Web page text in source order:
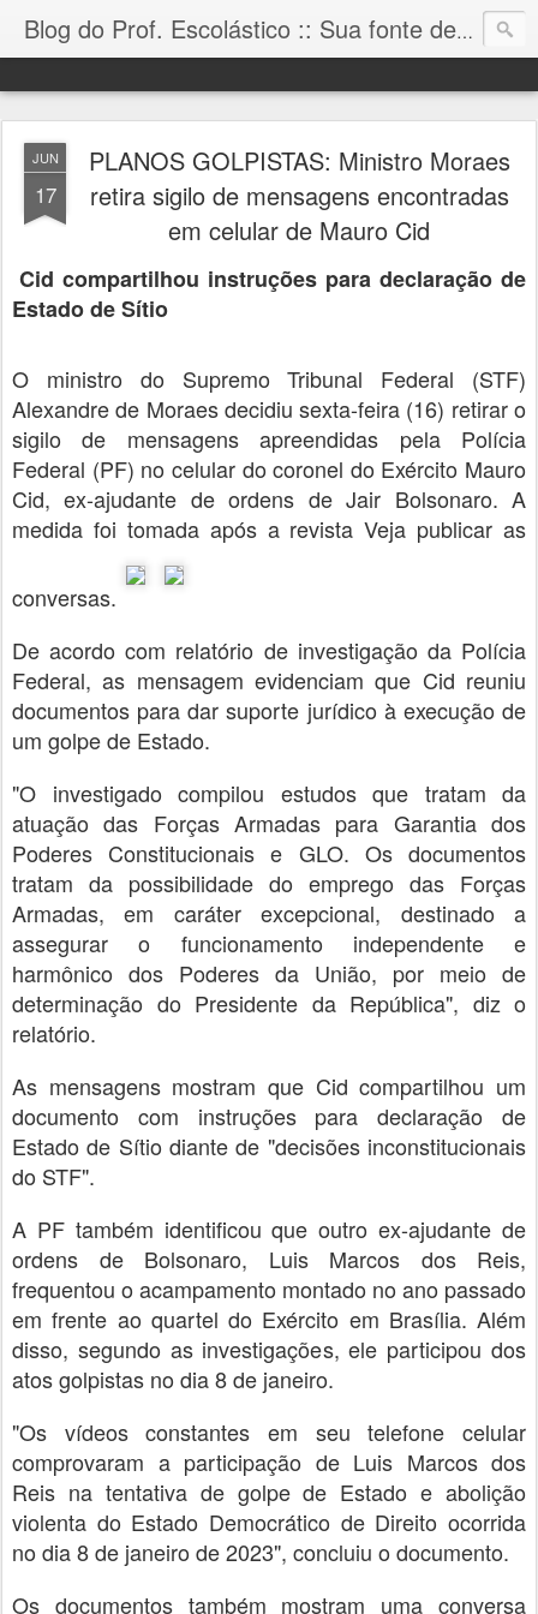
Blog do Prof. Escolástico :: Sua fonte de informação!
JUN
17
PLANOS GOLPISTAS: Ministro Moraes
retira sigilo de mensagens encontradas
em celular de Mauro Cid
Cid compartilhou instruções para declaração de
Estado de Sítio
O ministro do Supremo Tribunal Federal (STF)
Alexandre de Moraes decidiu sexta-feira (16) retirar o
sigilo de mensagens apreendidas pela Polícia
Federal (PF) no celular do coronel do Exército Mauro
Cid, ex-ajudante de ordens de Jair Bolsonaro. A
medida foi tomada após a revista Veja publicar as
conversas.
De acordo com relatório de investigação da Polícia
Federal, as mensagem evidenciam que Cid reuniu
documentos para dar suporte jurídico à execução de
um golpe de Estado.
"O investigado compilou estudos que tratam da
atuação das Forças Armadas para Garantia dos
Poderes Constitucionais e GLO. Os documentos
tratam da possibilidade do emprego das Forças
Armadas, em caráter excepcional, destinado a
assegurar o funcionamento independente e
harmônico dos Poderes da União, por meio de
determinação do Presidente da República", diz o
relatório.
As mensagens mostram que Cid compartilhou um
documento com instruções para declaração de
Estado de Sítio diante de "decisões inconstitucionais
do STF".
A PF também identificou que outro ex-ajudante de
ordens de Bolsonaro, Luis Marcos dos Reis,
frequentou o acampamento montado no ano passado
em frente ao quartel do Exército em Brasília. Além
disso, segundo as investigações, ele participou dos
atos golpistas no dia 8 de janeiro.
"Os vídeos constantes em seu telefone celular
comprovaram a participação de Luis Marcos dos
Reis na tentativa de golpe de Estado e abolição
violenta do Estado Democrático de Direito ocorrida
no dia 8 de janeiro de 2023", concluiu o documento.
Os documentos também mostram uma conversa